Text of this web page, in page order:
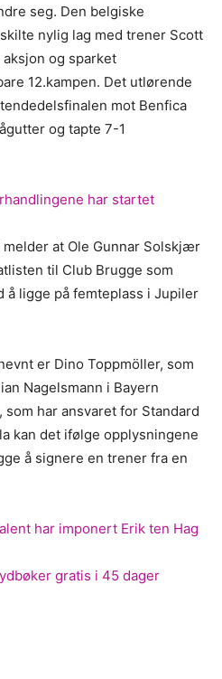
seg. Den belgiske
nylig lag med trener Scott
aksjon og sparket
12.kampen. Det utlørende
mot Benfica
og tapte 7-1
har startet
at Ole Gunnar Solskjær
til Club Brugge som
å ligge på femteplass i Jupiler
er Dino Toppmöller, som
Nagelsmann i Bayern
som har ansvaret for Standard
kan det ifølge opplysningene
å signere en trener fra en
har imponert Erik ten Hag
gratis i 45 dager